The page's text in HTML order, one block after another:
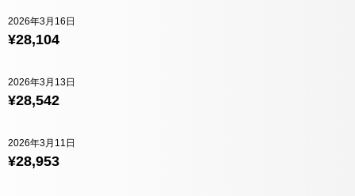
¥28,104
2026年3月16日
¥28,542
2026年3月13日
¥28,953
2026年3月11日